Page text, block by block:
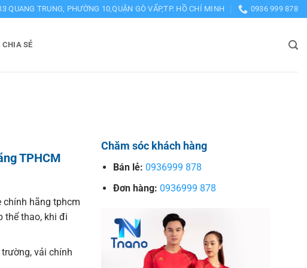
QUANG TRUNG, PHƯỜNG 10,QUẬN GÒ VẤP,TP. HỒ CHÍ MINH 0936 999 878
CHIA SẺ
TPHCM
chính hãng tphcm
thể thao, khi đi
vải chính
Chăm sóc khách hàng
Bán lẻ: 0936999 878
Đơn hàng: 0936999 878